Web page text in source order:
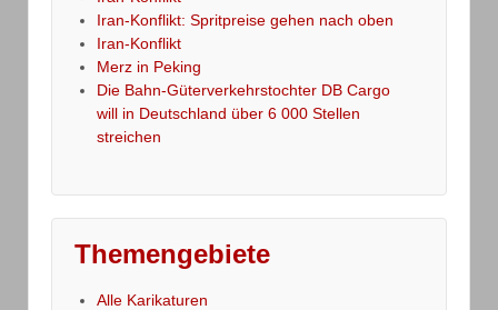
Iran-Konflikt: Spritpreise gehen nach oben
Iran-Konflikt
Merz in Peking
Die Bahn-Güterverkehrstochter DB Cargo
will in Deutschland über 6 000 Stellen
streichen
Themengebiete
Alle Karikaturen